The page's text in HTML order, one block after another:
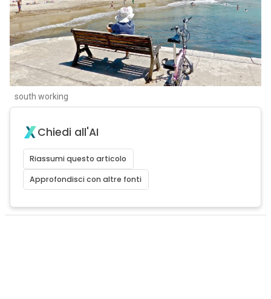
south working
Chiedi all'AI
Riassumi questo articolo
Approfondisci con altre fonti